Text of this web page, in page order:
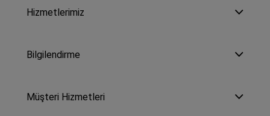
Hizmetlerimiz
Bilgilendirme
Müşteri Hizmetleri